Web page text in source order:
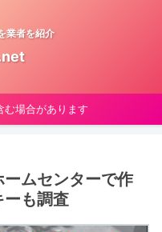
業者を紹介
む場合があります
ムセンターで作
ーも調査